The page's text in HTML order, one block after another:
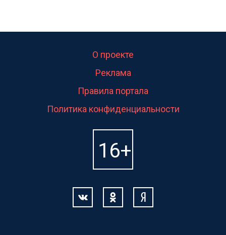
О проекте
Реклама
Правила портала
Политика конфиденциальности